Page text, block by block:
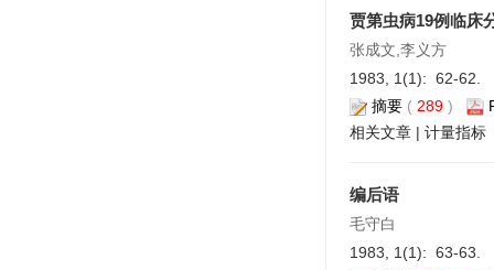
贾第虫病19例临床
张成文,李义方
1983, 1(1): 62-62.
摘要 ( 289 )
相关文章 | 计量指标
编后语
毛守白
1983, 1(1): 63-63.